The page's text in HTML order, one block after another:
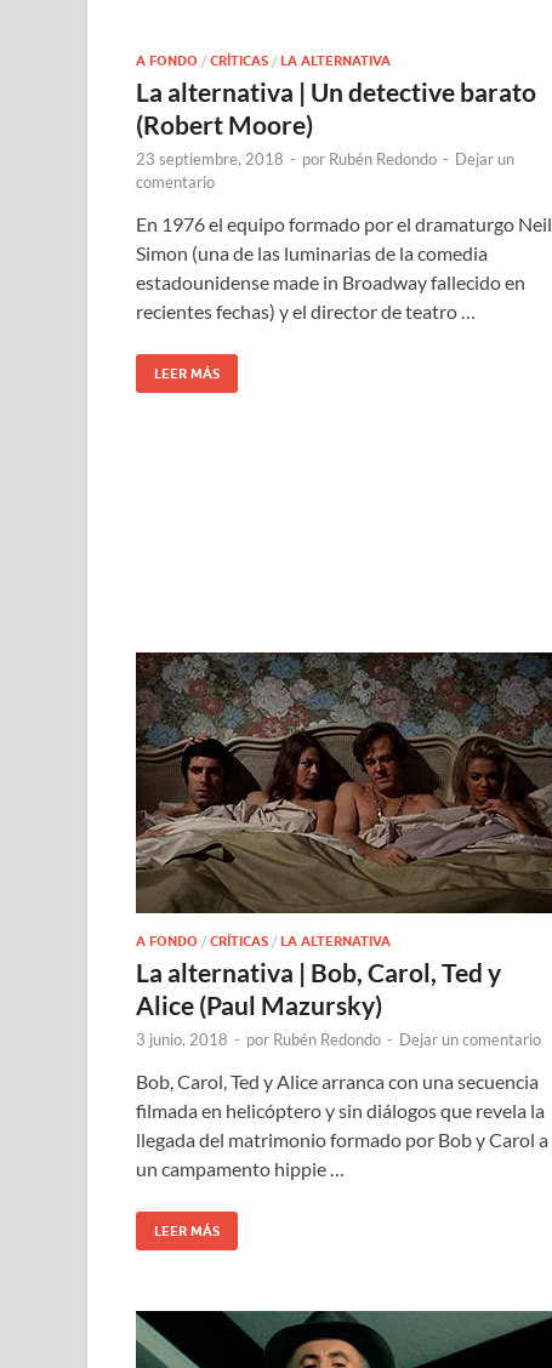
A FONDO / CRÍTICAS / LA ALTERNATIVA
La alternativa | Un detective barato
(Robert Moore)
23 septiembre, 2018 - por Rubén Redondo - Dejar un
comentario
En 1976 el equipo formado por el dramaturgo Neil
Simon (una de las luminarias de la comedia
estadounidense made in Broadway fallecido en
recientes fechas) y el director de teatro …
LEER MÁS
A FONDO / CRÍTICAS / LA ALTERNATIVA
La alternativa | Bob, Carol, Ted y
Alice (Paul Mazursky)
3 junio, 2018 - por Rubén Redondo - Dejar un comentario
Bob, Carol, Ted y Alice arranca con una secuencia
filmada en helicóptero y sin diálogos que revela la
llegada del matrimonio formado por Bob y Carol a
un campamento hippie …
LEER MÁS